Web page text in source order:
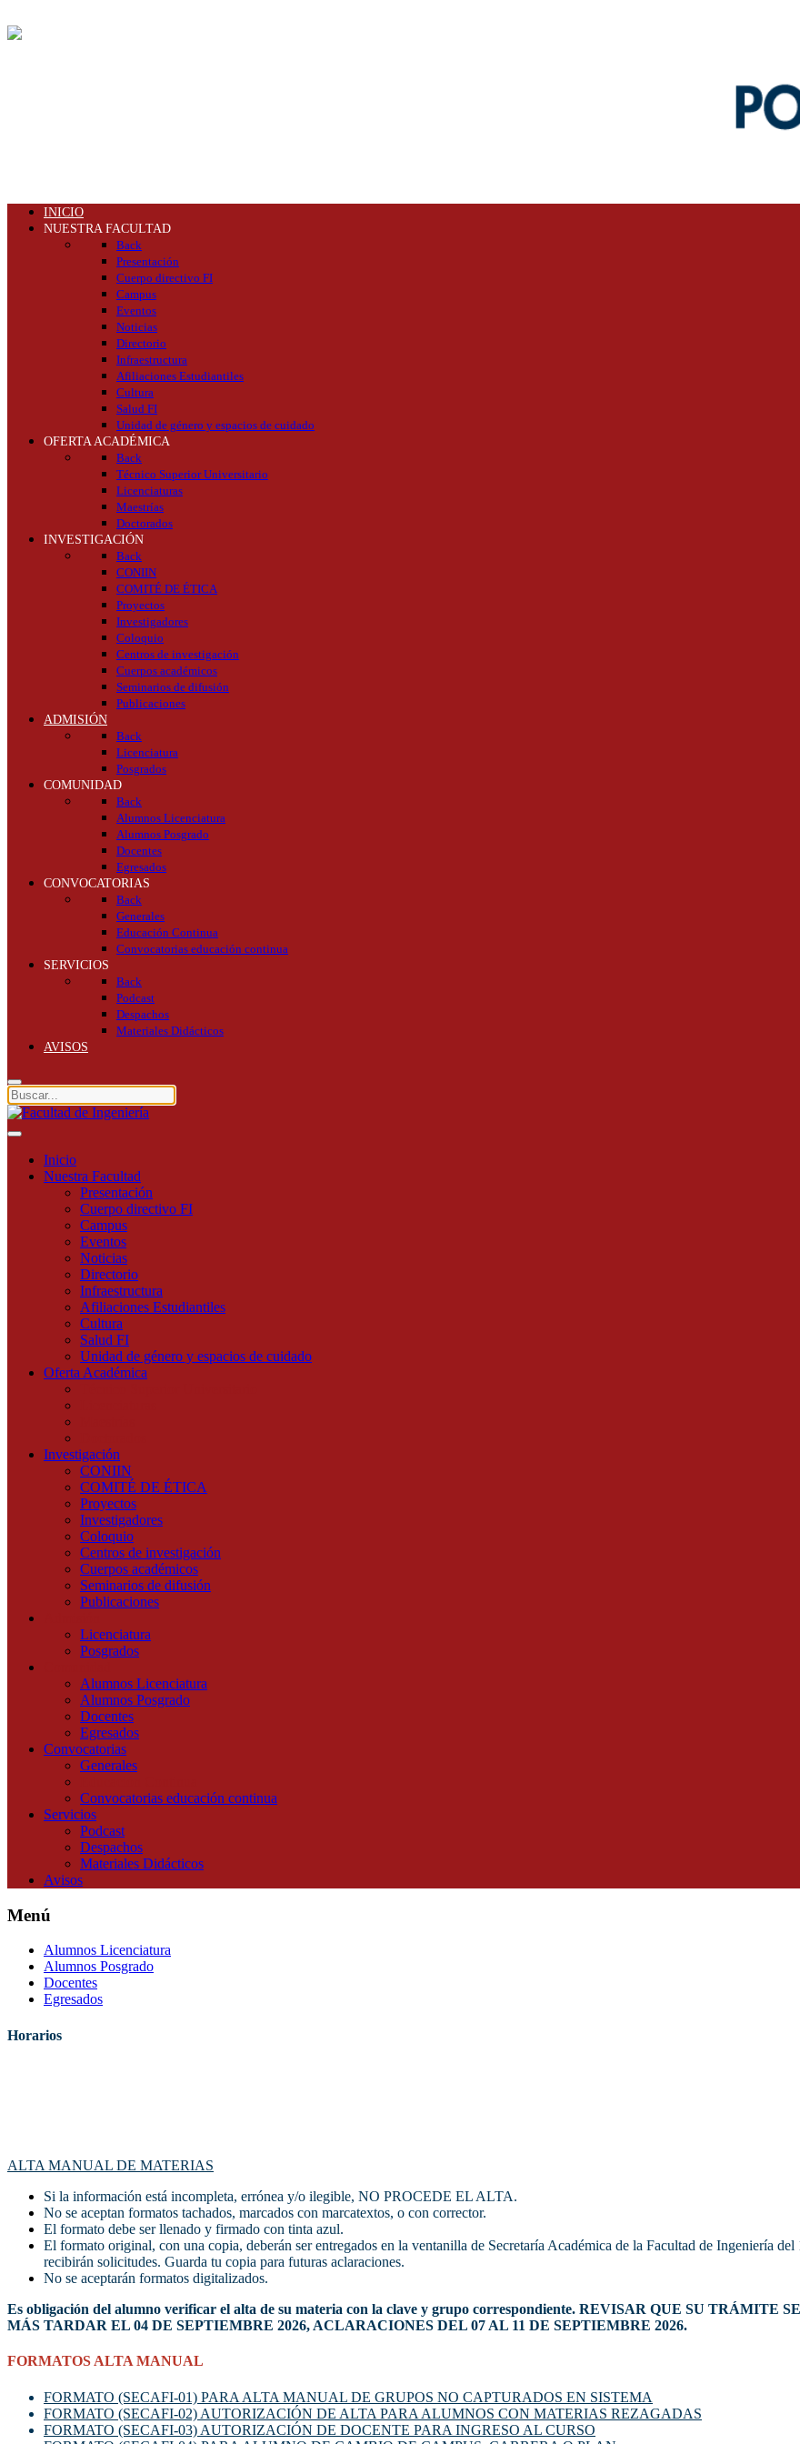
INICIO
NUESTRA FACULTAD
Back
Presentación
Cuerpo directivo FI
Campus
Eventos
Noticias
Directorio
Infraestructura
Afiliaciones Estudiantiles
Cultura
Salud FI
Unidad de género y espacios de cuidado
OFERTA ACADÉMICA
Back
Técnico Superior Universitario
Licenciaturas
Maestrías
Doctorados
INVESTIGACIÓN
Back
CONIIN
COMITÉ DE ÉTICA
Proyectos
Investigadores
Coloquio
Centros de investigación
Cuerpos académicos
Seminarios de difusión
Publicaciones
ADMISIÓN
Back
Licenciatura
Posgrados
COMUNIDAD
Back
Alumnos Licenciatura
Alumnos Posgrado
Docentes
Egresados
CONVOCATORIAS
Back
Generales
Educación Continua
Convocatorias educación continua
SERVICIOS
Back
Podcast
Despachos
Materiales Didácticos
AVISOS
Inicio
Nuestra Facultad
Presentación
Cuerpo directivo FI
Campus
Eventos
Noticias
Directorio
Infraestructura
Afiliaciones Estudiantiles
Cultura
Salud FI
Unidad de género y espacios de cuidado
Oferta Académica
Investigación
CONIIN
COMITÉ DE ÉTICA
Proyectos
Investigadores
Coloquio
Centros de investigación
Cuerpos académicos
Seminarios de difusión
Publicaciones
Licenciatura
Posgrados
Alumnos Licenciatura
Alumnos Posgrado
Docentes
Egresados
Convocatorias
Generales
Convocatorias educación continua
Servicios
Podcast
Despachos
Materiales Didácticos
Avisos
Menú
Alumnos Licenciatura
Alumnos Posgrado
Docentes
Egresados
Horarios
ALTA MANUAL DE MATERIAS
Si la información está incompleta, errónea y/o ilegible, NO PROCEDE EL ALTA.
No se aceptan formatos tachados, marcados con marcatextos, o con corrector.
El formato debe ser llenado y firmado con tinta azul.
El formato original, con una copia, deberán ser entregados en la ventanilla de Secretaría Académica de la Facultad de Ingeniería
recibirán solicitudes. Guarda tu copia para futuras aclaraciones.
No se aceptarán formatos digitalizados.
Es obligación del alumno verificar el alta de su materia con la clave y grupo correspondiente. REVISAR QUE SU
MÁS TARDAR EL 04 DE SEPTIEMBRE 2026, ACLARACIONES DEL 07 AL 11 DE SEPTIEMBRE 2026.
FORMATOS ALTA MANUAL
FORMATO (SECAFI-01) PARA ALTA MANUAL DE GRUPOS NO CAPTURADOS EN SISTEMA
FORMATO (SECAFI-02) AUTORIZACIÓN DE ALTA PARA ALUMNOS CON MATERIAS REZAGADAS
FORMATO (SECAFI-03) AUTORIZACIÓN DE DOCENTE PARA INGRESO AL CURSO